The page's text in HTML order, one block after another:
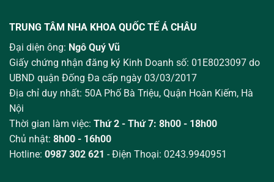
TRUNG TÂM NHA KHOA QUỐC TẾ Á CHÂU
Đại diện ông: Ngô Quý Vũ
Giấy chứng nhận đăng ký Kinh Doanh số: 01E8023097 do
UBND quận Đống Đa cấp ngày 03/03/2017
Địa chỉ duy nhất: 50A Phố Bà Triệu, Quận Hoàn Kiếm, Hà
Nội
Thời gian làm việc: Thứ 2 - Thứ 7: 8h00 - 18h00
Chủ nhật: 8h00 - 16h00
Hotline: 0987 302 621 - Điện Thoại: 0243.9940951